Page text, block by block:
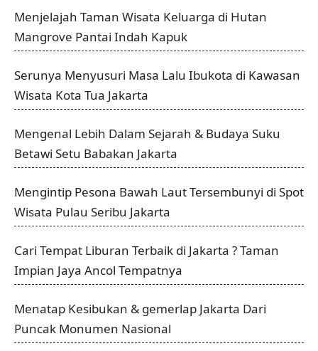
Menjelajah Taman Wisata Keluarga di Hutan
Mangrove Pantai Indah Kapuk
Serunya Menyusuri Masa Lalu Ibukota di Kawasan
Wisata Kota Tua Jakarta
Mengenal Lebih Dalam Sejarah & Budaya Suku
Betawi Setu Babakan Jakarta
Mengintip Pesona Bawah Laut Tersembunyi di Spot
Wisata Pulau Seribu Jakarta
Cari Tempat Liburan Terbaik di Jakarta ? Taman
Impian Jaya Ancol Tempatnya
Menatap Kesibukan & gemerlap Jakarta Dari
Puncak Monumen Nasional